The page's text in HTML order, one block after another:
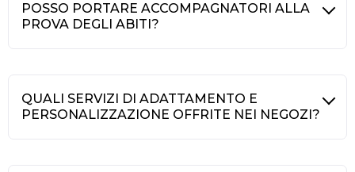
POSSO PORTARE ACCOMPAGNATORI ALLA
PROVA DEGLI ABITI?
QUALI SERVIZI DI ADATTAMENTO E
PERSONALIZZAZIONE OFFRITE NEI NEGOZI?